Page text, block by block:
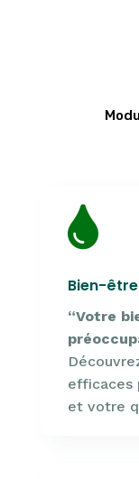

Bien-être
“Votre
efficaces
et votre